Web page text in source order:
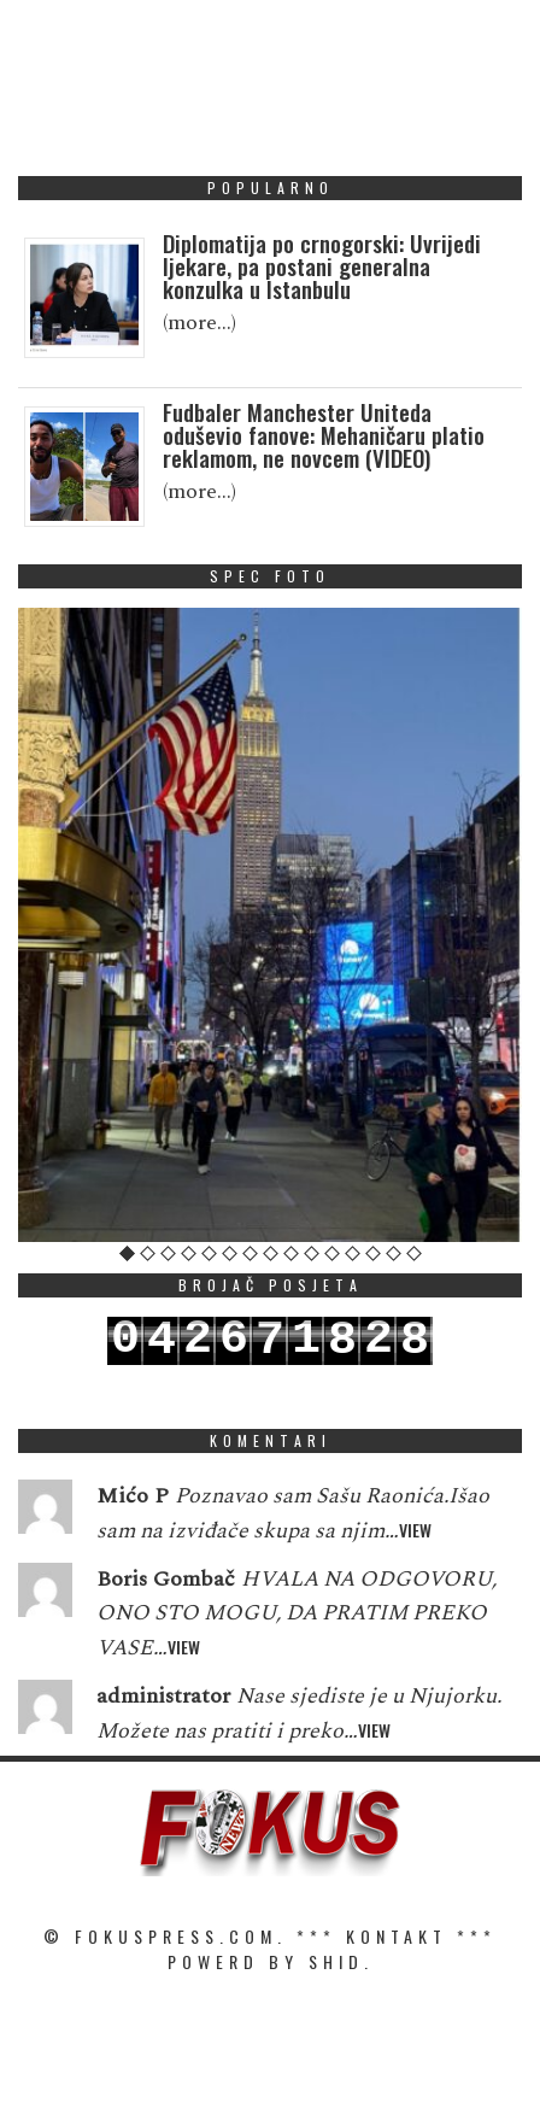
POPULARNO
Diplomatija po crnogorski: Uvrijedi
ljekare, pa postani generalna
konzulka u Istanbulu
(more…)
Fudbaler Manchester Uniteda
oduševio fanove: Mehaničaru platio
reklamom, ne novcem (VIDEO)
(more…)
SPEC FOTO
BROJAČ POSJETA
042671828
KOMENTARI
Mićo P Poznavao sam Sašu Raonića.Išao
sam na izviđače skupa sa njim…VIEW
Boris Gombač HVALA NA ODGOVORU,
ONO STO MOGU, DA PRATIM PREKO
VASE…VIEW
administrator Nase sjediste je u Njujorku.
Možete nas pratiti i preko…VIEW
© FOKUSPRESS.COM. *** KONTAKT
***
POWERD BY SHID.